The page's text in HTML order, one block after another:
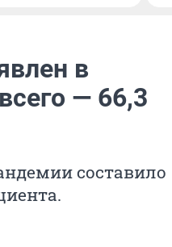
в
— 66,3
составило